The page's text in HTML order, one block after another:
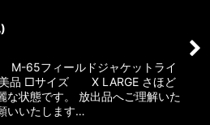
M-65フィールドジャケットライ
品 □サイズ X LARGE さほど
な状態です。 放出品へご理解いた
いいたします…